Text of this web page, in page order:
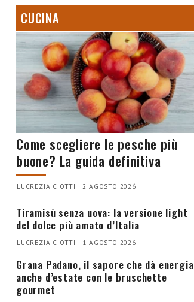
CUCINA
Come scegliere le pesche più
buone? La guida definitiva
LUCREZIA CIOTTI | 2 AGOSTO 2026
Tiramisù senza uova: la versione light
del dolce più amato d’Italia
LUCREZIA CIOTTI | 1 AGOSTO 2026
Grana Padano, il sapore che dà energia
anche d’estate con le bruschette
gourmet